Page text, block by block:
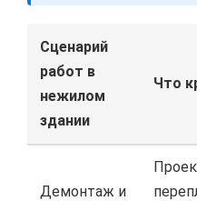
Сценарий
работ в
нежилом
здании
Что
Демонтаж и